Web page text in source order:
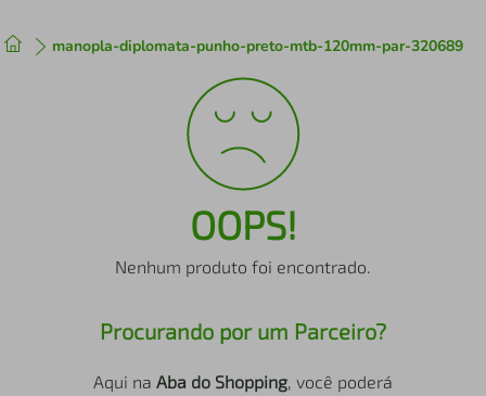
manopla-diplomata-punho-preto-mtb-120mm-par-320689
OOPS!
Nenhum produto foi encontrado.
Procurando por um Parceiro?
Aqui na Aba do Shopping, você poderá